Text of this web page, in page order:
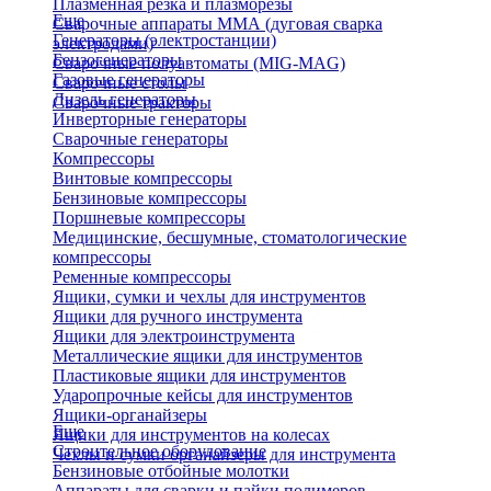
Плазменная резка и плазморезы
Сварочные аппараты ММА (дуговая сварка
электродами)
Сварочные полуавтоматы (MIG-MAG)
Сварочные столы
Сварочные тракторы
Еще
Генераторы (электростанции)
Бензогенераторы
Газовые генераторы
Дизель генераторы
Инверторные генераторы
Сварочные генераторы
Компрессоры
Винтовые компрессоры
Бензиновые компрессоры
Поршневые компрессоры
Медицинские, бесшумные, стоматологические
компрессоры
Ременные компрессоры
Ящики, сумки и чехлы для инструментов
Ящики для ручного инструмента
Ящики для электроинструмента
Металлические ящики для инструментов
Пластиковые ящики для инструментов
Ударопрочные кейсы для инструментов
Ящики-органайзеры
Ящики для инструментов на колесах
Чехлы и сумки органайзеры для инструмента
Еще
Строительное оборудование
Бензиновые отбойные молотки